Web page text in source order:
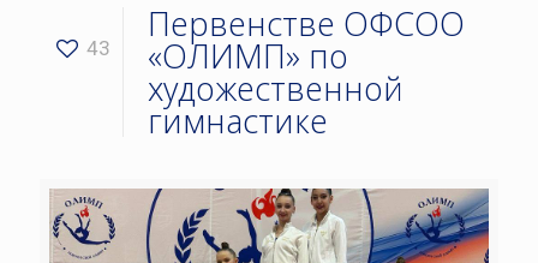
43
Первенстве ОФСОО
«ОЛИМП» по
художественной
гимнастике